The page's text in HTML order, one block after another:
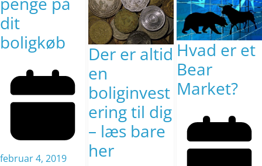
dit
boligkøb
februar 4, 2019
Der er altid
en
boliginvest
ering til dig
– læs bare
her
Hvad er et
Bear
Market?